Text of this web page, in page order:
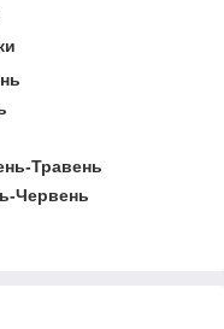
Травень
Червень